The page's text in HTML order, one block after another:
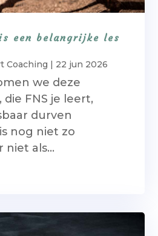
een belangrijke les
Coaching 22 jun 2026
we deze
die FNS je leert,
durven
nog niet zo
niet als...